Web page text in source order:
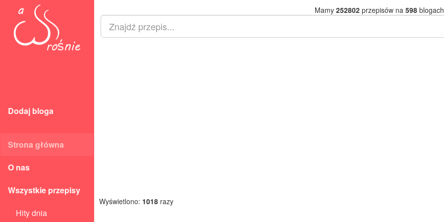
Dodaj bloga
Strona główna
O nas
Wszystkie przepisy
Hity dnia
Mamy 252802przepisów na 598
Wyświetlono: 1018 razy